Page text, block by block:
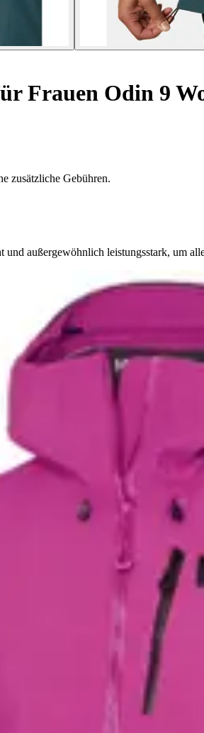
Frauen Odin 9
zusätzliche Gebühren.
außergewöhnlich leistungsstark, um